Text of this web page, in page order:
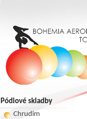
Pódiové skladby
Chrudim